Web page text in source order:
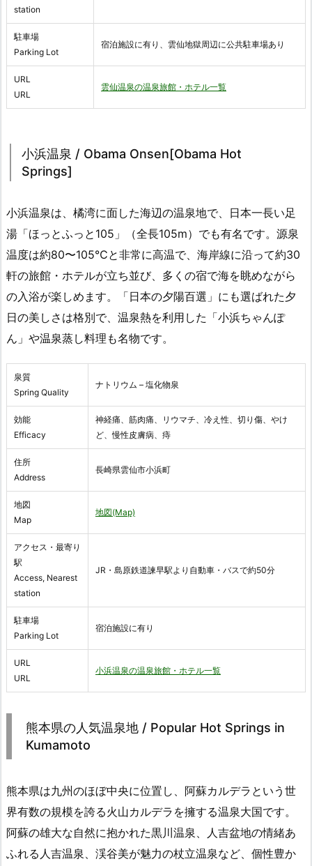
station
駐車場
Parking Lot
宿泊施設に有り、雲仙地獄周辺に公共駐車場あり
URL
URL
雲仙温泉の温泉旅館・ホテル一覧
小浜温泉 / Obama Onsen[Obama Hot
Springs]
小浜温泉は、橘湾に面した海辺の温泉地で、日本一長い足
湯「ほっとふっと105」（全長105m）でも有名です。源泉
温度は約80〜105℃と非常に高温で、海岸線に沿って約30
軒の旅館・ホテルが立ち並び、多くの宿で海を眺めながら
の入浴が楽しめます。「日本の夕陽百選」にも選ばれた夕
日の美しさは格別で、温泉熱を利用した「小浜ちゃんぽ
ん」や温泉蒸し料理も名物です。
泉質
Spring Quality
ナトリウム – 塩化物泉
効能
Efficacy
神経痛、筋肉痛、リウマチ、冷え性、切り傷、やけ
ど、慢性皮膚病、痔
住所
Address
長崎県雲仙市小浜町
地図
Map
地図(Map)
アクセス・最寄り
駅
Access, Nearest
station
JR・島原鉄道諫早駅より自動車・バスで約50分
駐車場
Parking Lot
宿泊施設に有り
URL
URL
小浜温泉の温泉旅館・ホテル一覧
熊本県の人気温泉地 / Popular Hot Springs in
Kumamoto
熊本県は九州のほぼ中央に位置し、阿蘇カルデラという世
界有数の規模を誇る火山カルデラを擁する温泉大国です。
阿蘇の雄大な自然に抱かれた黒川温泉、人吉盆地の情緒あ
ふれる人吉温泉、渓谷美が魅力の杖立温泉など、個性豊か